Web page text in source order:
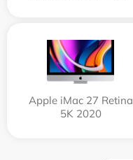
Apple iMac 27 Retina
5K 2020